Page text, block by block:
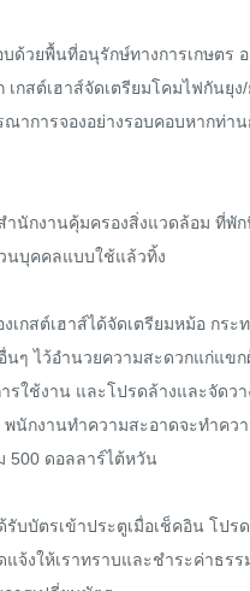
บด้วยพื้นที่อนุรักษ์ทางการเกษตร
กสต์เฮาส์จัดเตรียมโคมไฟกันยุง/
าการจองอย่างรอบคอบหากท่าน
ำนักงานคุ้มครองสิ่งแวดล้อม ที่พั
บุคคลแบบใช้แล้วทิ้ง
เกสต์เฮาส์ได้จัดเตรียมหม้อ กระ
ๆ ไว้อำนวยความสะดวกแก่แขก
รใช้งาน และโปรดล้างและจัดว
พนักงานทำความสะอาดจะทำคว
500 ดอลลาร์ไต้หวัน
รับบัตรเข้าประตูเมื่อเช็คอิน โปร
จ้งให้เราทราบและชำระค่าธรร